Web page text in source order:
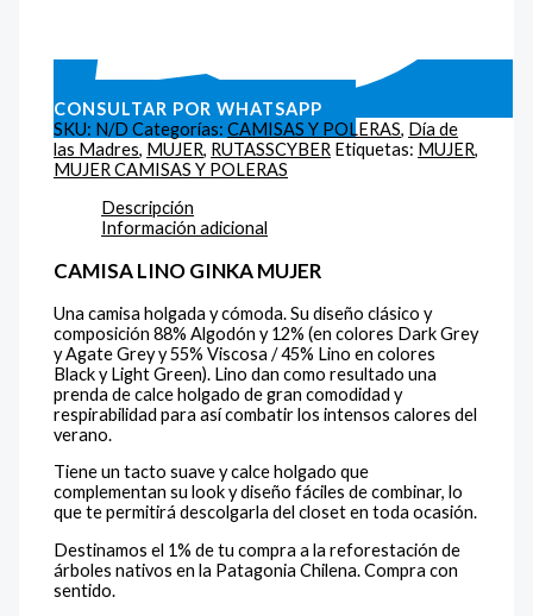
CONSULTAR POR WHATSAPP
SKU: N/D Categorías:CAMISAS Y POLERAS, Día de
las Madres, MUJER, RUTASSCYBER Etiquetas: MUJER,
MUJER CAMISAS Y POLERAS
Descripción
Información adicional
CAMISA LINO GINKA MUJER
Una camisa holgada y cómoda. Su diseño clásico y
composición 88% Algodón y 12% (en colores Dark Grey
y Agate Grey y 55% Viscosa / 45% Lino en colores
Black y Light Green). Lino dan como resultado una
prenda de calce holgado de gran comodidad y
respirabilidad para así combatir los intensos calores del
verano.
Tiene un tacto suave y calce holgado que
complementan su look y diseño fáciles de combinar, lo
que te permitirá descolgarla del closet en toda ocasión.
Destinamos el 1% de tu compra a la reforestación de
árboles nativos en la Patagonia Chilena. Compra con
sentido.